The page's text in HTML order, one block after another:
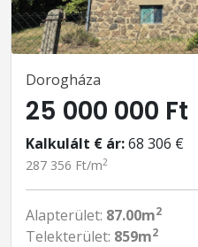
Dorogháza
25 000 000 Ft
Kalkulált € ár:68 306 €
287 356 Ft/m2
Alapterület: 87.00m2
Telekterület: 859m2